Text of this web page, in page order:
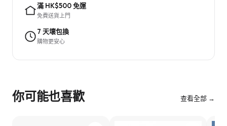
滿 HK$500 免運
免費送貨上門
7 天壞包換
購物更安心
你可能也喜歡 查看全部 →